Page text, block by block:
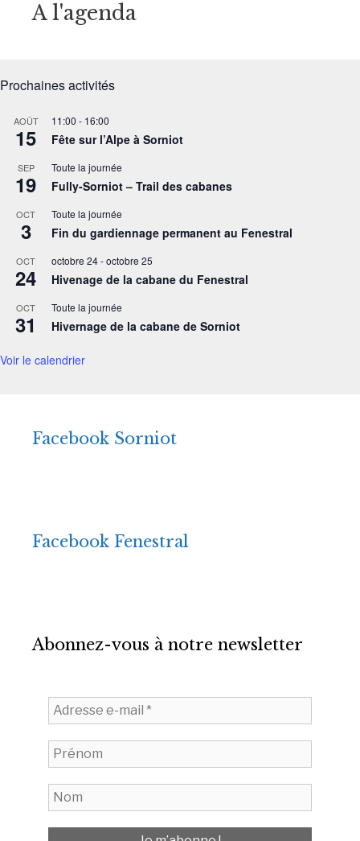
A l'agenda
Prochaines activités
AOÛT
15
11:00 - 16:00
Fête sur l’Alpe à Sorniot
SEP
19
Toute la journée
Fully-Sorniot – Trail des cabanes
OCT
3
Toute la journée
Fin du gardiennage permanent au Fenestral
OCT
24
octobre 24-octobre 25
Hivenage de la cabane du Fenestral
OCT
31
Toute la journée
Hivernage de la cabane de Sorniot
Voir le calendrier
Facebook Sorniot
Facebook Fenestral
Abonnez-vous à notre newsletter